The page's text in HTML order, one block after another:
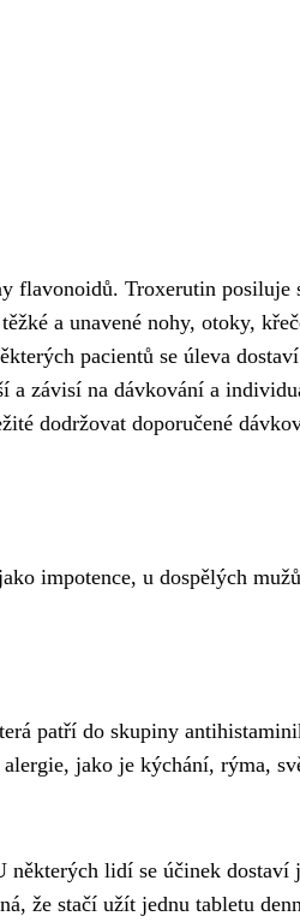
flavonoidů. Troxerutin
a unavené nohy, otoky,
pacientů se úleva
závisí na dávkování a
dodržovat doporučené
impotence, u dospělých
patří do skupiny
jako je kýchání, rýma,
některých lidí se účinek
že stačí užít jednu tabletu